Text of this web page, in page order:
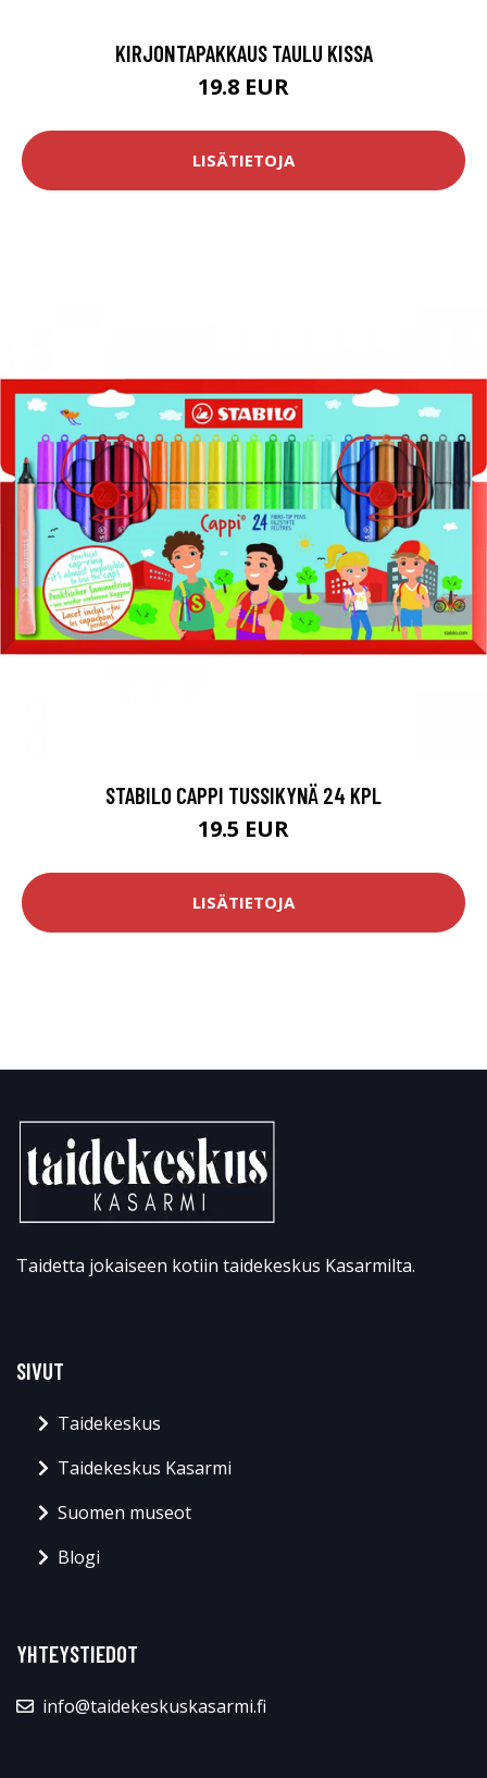
KIRJONTAPAKKAUS TAULU KISSA
19.8 EUR
LISÄTIETOJA
STABILO CAPPI TUSSIKYNÄ 24 KPL
19.5 EUR
LISÄTIETOJA
Taidetta jokaiseen kotiin taidekeskus Kasarmilta.
SIVUT
Taidekeskus
Taidekeskus Kasarmi
Suomen museot
Blogi
YHTEYSTIEDOT
info@taidekeskuskasarmi.fi